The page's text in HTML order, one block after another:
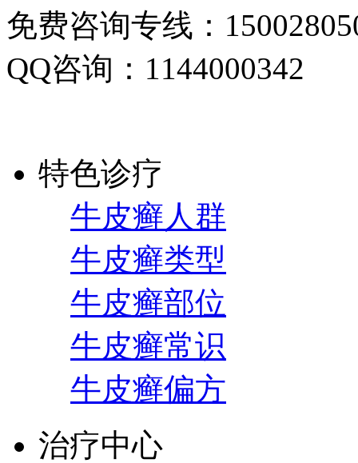
免费咨询专线：
QQ咨询：1144000342
特色诊疗
牛皮癣人群
牛皮癣类型
牛皮癣部位
牛皮癣常识
牛皮癣偏方
治疗中心